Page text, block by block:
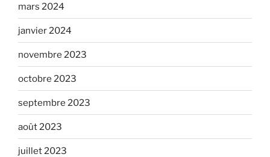
mars 2024
janvier 2024
novembre 2023
octobre 2023
septembre 2023
août 2023
juillet 2023